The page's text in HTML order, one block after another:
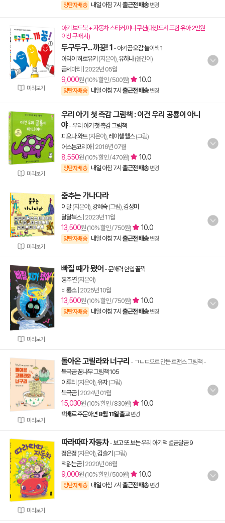
양탄자배송 내일 아침 7시 출근전 배송 변경
미리보기
아기 보드북 + 자동차 스티커.미니 쿠션(대상도서 포함 유아 2만원
이상 구매 시)
두구두구... 까꿍! 1 - 아기곰 오감 놀이책 1
아라이 히로유키 (지은이), 유하나(옮긴이)
곰세마리
2022년 05월
9,000원 (10% 할인 / 500원) 10.0
양탄자배송 내일 아침 7시 출근전 배송 변경
미리보기
우리 아기 첫 촉감 그림책 : 이건 우리 공룡이 아니
야 -우리 아기 첫 촉감 그림책
피오나 와트(지은이), 레이첼 웰스(그림)
어스본코리아| 2016년 07월
8,550원 (10% 할인 / 470원) 10.0
양탄자배송 내일 아침 7시 출근전 배송 변경
미리보기
춤추는 가나다라
이달(지은이), 강혜숙(그림), 김성미
달달북스| 2023년 11월
13,500원 (10% 할인 / 750원) 10.0
양탄자배송 내일 아침 7시 출근전 배송 변경
미리보기
빠질 때가 됐어 -문해력 한입 꿀꺽
홍주연(지은이)
비룡소| 2025년 10월
13,500원 (10% 할인 / 750원) 10.0
양탄자배송 내일 아침 7시 출근전 배송 변경
미리보기
돌아온 고릴라와 너구리 - ㄱㄴㄷ으로 만든 로맨스 그림책 -
북극곰 꿈나무 그림책 105
이루리 (지은이), 유자(그림)
북극곰| 2024년 01월
15,030원 (10% 할인 / 830원) 10.0
택배로 주문하면 8월 11일 출고 변경
미리보기
따라따따 자동차-보고 또 보는 우리 아기책 별곰달곰 9
정은정 (지은이), 김슬기 (그림)
책읽는곰| 2020년 06월
9,000원 (10% 할인 / 500원) 10.0
양탄자배송 내일 아침 7시 출근전 배송 변경